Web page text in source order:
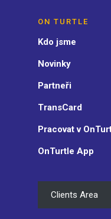
ON TURTLE
Kdo jsme
Novinky
Partneři
TransCard
Pracovat v
OnTurtle App
Clients Area